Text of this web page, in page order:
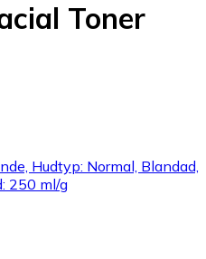
Toner
Hudtyp: Normal, Blandad,
250 ml/g